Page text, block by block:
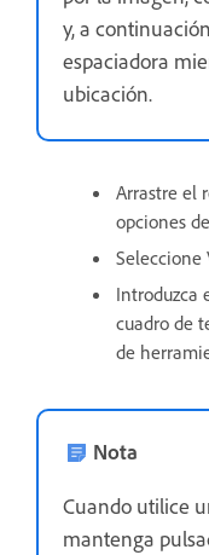
y, a
espaciadora
ubicación.
Arrastre el
opciones
Seleccione
Introduzca
cuadro de
de
Nota
Cuando utilice
mantenga